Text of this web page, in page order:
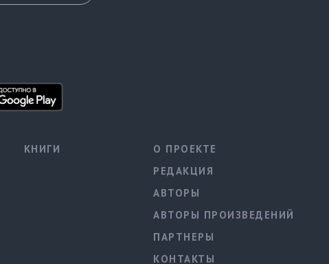
КНИГИ
О ПРОЕКТЕ
РЕДАКЦИЯ
АВТОРЫ
АВТОРЫ ПРОИЗВЕДЕНИЙ
ПАРТНЕРЫ
КОНТАКТЫ